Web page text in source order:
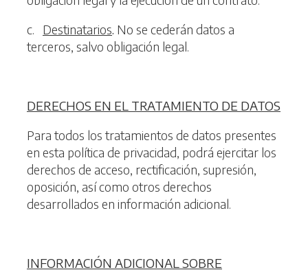
c. Destinatarios. No se cederán datos a
terceros, salvo obligación legal.
DERECHOS EN EL TRATAMIENTO DE DATOS
Para todos los tratamientos de datos presentes
en esta política de privacidad, podrá ejercitar los
derechos de acceso, rectificación, supresión,
oposición, así como otros derechos
desarrollados en información adicional.
INFORMACIÓN ADICIONAL SOBRE